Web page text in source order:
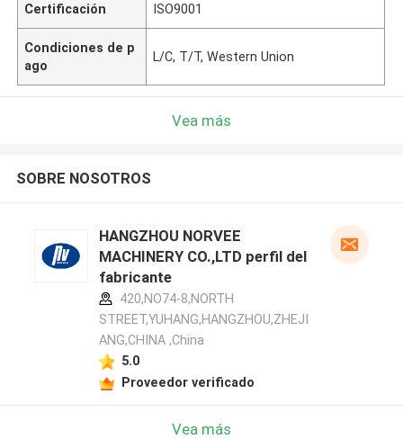
Certificación ISO9001
Condiciones de p
ago
L/C, T/T, Western Union
Vea más
SOBRE NOSOTROS
HANGZHOU NORVEE
MACHINERY CO.,LTD perfil del
fabricante
420,NO74-8,NORTH
STREET,YUHANG,HANGZHOU,ZHEJI
ANG,CHINA ,China
5.0
Proveedor verificado
Vea más